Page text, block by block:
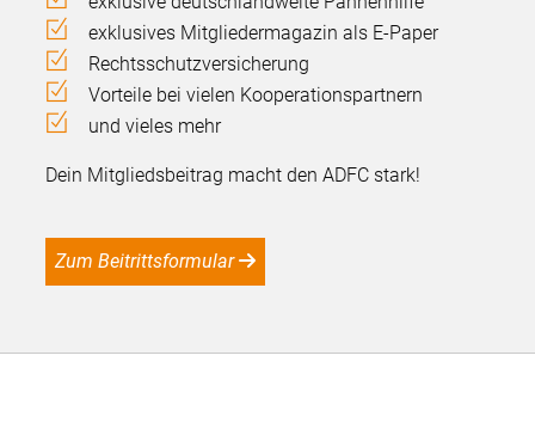
exklusives Mitgliedermagazin als E-Paper
Rechtsschutzversicherung
Vorteile bei vielen Kooperationspartnern
und vieles mehr
Dein Mitgliedsbeitrag macht den ADFC stark!
Zum Beitrittsformular